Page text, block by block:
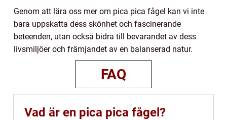
Genom att lära oss mer om pica pica fågel kan vi inte
bara uppskatta dess skönhet och fascinerande
beteenden, utan också bidra till bevarandet av dess
livsmiljöer och främjandet av en balanserad natur.
FAQ
Vad är en pica pica fågel?